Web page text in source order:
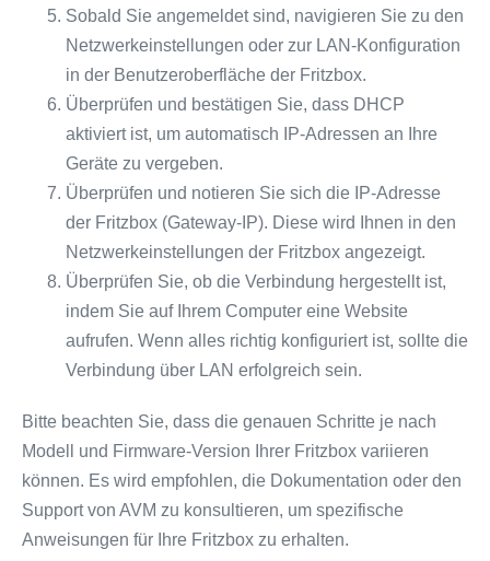
Sobald Sie angemeldet sind, navigieren Sie zu den
Netzwerkeinstellungen oder zur LAN-Konfiguration
in der Benutzeroberfläche der Fritzbox.
Überprüfen und bestätigen Sie, dass DHCP
aktiviert ist, um automatisch IP-Adressen an Ihre
Geräte zu vergeben.
Überprüfen und notieren Sie sich die IP-Adresse
der Fritzbox (Gateway-IP). Diese wird Ihnen in den
Netzwerkeinstellungen der Fritzbox angezeigt.
Überprüfen Sie, ob die Verbindung hergestellt ist,
indem Sie auf Ihrem Computer eine Website
aufrufen. Wenn alles richtig konfiguriert ist, sollte die
Verbindung über LAN erfolgreich sein.
Bitte beachten Sie, dass die genauen Schritte je nach
Modell und Firmware-Version Ihrer Fritzbox variieren
können. Es wird empfohlen, die Dokumentation oder den
Support von AVM zu konsultieren, um spezifische
Anweisungen für Ihre Fritzbox zu erhalten.